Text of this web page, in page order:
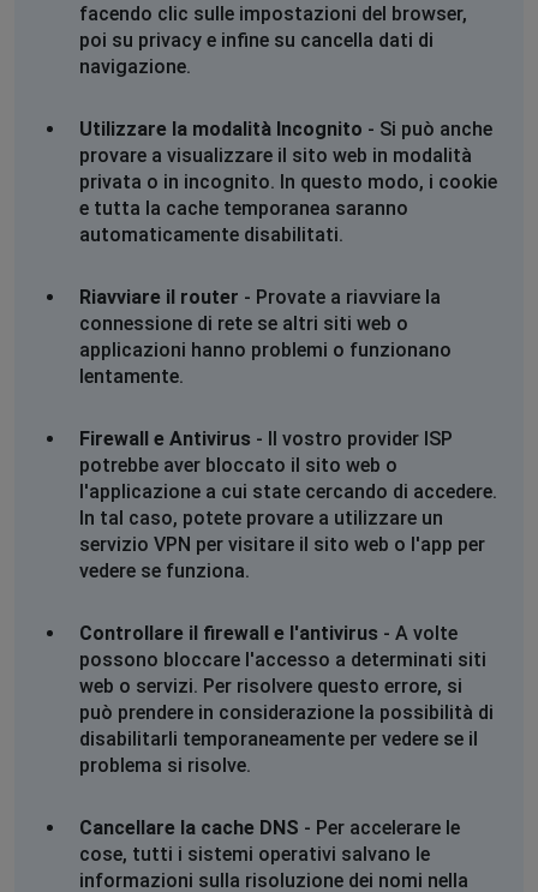
facendo clic sulle impostazioni del browser,
poi su privacy e infine su cancella dati di
navigazione.
Utilizzare la modalità Incognito - Si può anche
provare a visualizzare il sito web in modalità
privata o in incognito. In questo modo, i cookie
e tutta la cache temporanea saranno
automaticamente disabilitati.
Riavviare il router - Provate a riavviare la
connessione di rete se altri siti web o
applicazioni hanno problemi o funzionano
lentamente.
Firewall e Antivirus - Il vostro provider ISP
potrebbe aver bloccato il sito web o
l'applicazione a cui state cercando di accedere.
In tal caso, potete provare a utilizzare un
servizio VPN per visitare il sito web o l'app per
vedere se funziona.
Controllare il firewall e l'antivirus - A volte
possono bloccare l'accesso a determinati siti
web o servizi. Per risolvere questo errore, si
può prendere in considerazione la possibilità di
disabilitarli temporaneamente per vedere se il
problema si risolve.
Cancellare la cache DNS - Per accelerare le
cose, tutti i sistemi operativi salvano le
informazioni sulla risoluzione dei nomi nella